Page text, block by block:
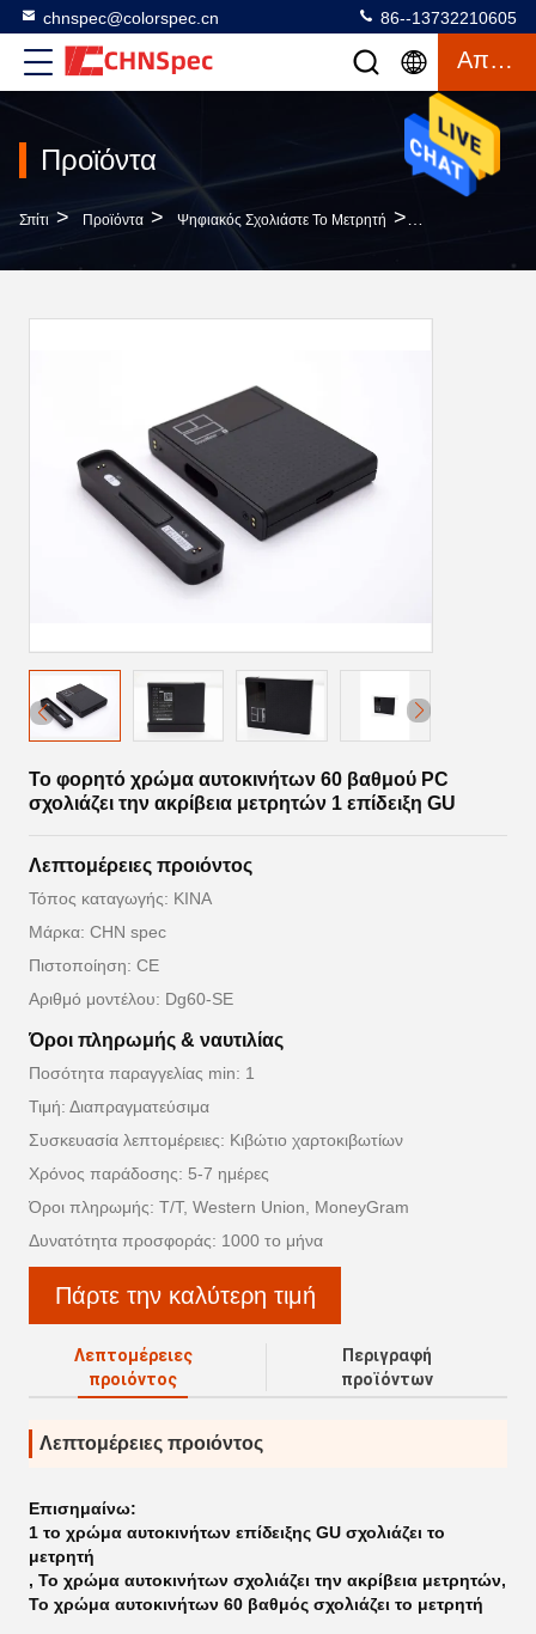
chnspec@colorspec.cn 86--13732210605
Απόσπασμα
Προϊόντα
Σπίτι > Προϊόντα > Ψηφιακός Σχολιάστε Το Μετρητή >
Το φορητό χρώμα αυτοκινήτων 60 βαθμού PC
σχολιάζει την ακρίβεια μετρητών 1 επίδειξη GU
Λεπτομέρειες προιόντος
Τόπος καταγωγής: ΚΙΝΑ
Μάρκα: CHN spec
Πιστοποίηση: CE
Αριθμό μοντέλου: Dg60-SE
Όροι πληρωμής & ναυτιλίας
Ποσότητα παραγγελίας min: 1
Τιμή: Διαπραγματεύσιμα
Συσκευασία λεπτομέρειες: Κιβώτιο χαρτοκιβωτίων
Χρόνος παράδοσης: 5-7 ημέρες
Όροι πληρωμής: T/T, Western Union, MoneyGram
Δυνατότητα προσφοράς: 1000 το μήνα
Πάρτε την καλύτερη τιμή
Λεπτομέρειες
προιόντος
Περιγραφή
προϊόντων
Λεπτομέρειες προιόντος
Επισημαίνω:
1 το χρώμα αυτοκινήτων επίδειξης GU σχολιάζει το
μετρητή
, Το χρώμα αυτοκινήτων σχολιάζει την ακρίβεια μετρητών,
Το χρώμα αυτοκινήτων 60 βαθμός σχολιάζει το μετρητή